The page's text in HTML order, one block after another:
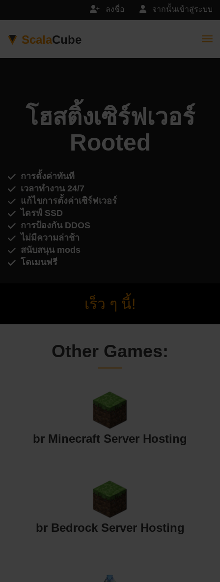
จากนั้นเข้าสู่ระบบ
ลงชื่อ
ScalaCube
โฮสติ้งเซิร์ฟเวอร์
Rooted
การตั้งค่าทันที
เวลาทำงาน 24/7
แก้ไขการตั้งค่าเซิร์ฟเวอร์
ไดรฟ์ SSD
การป้องกัน DDOS
ไม่มีความล่าช้า
สนับสนุน mods
โดเมนฟรี
เร็ว ๆ นี้!
Other Games:
br Minecraft Server Hosting
br Bedrock Server Hosting